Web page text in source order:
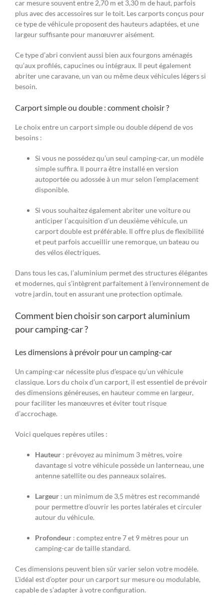
car mesure souvent entre 2,70 m et 3,30 m de haut, parfois
plus avec des accessoires sur le toit. Les carports conçus pour
ce type de véhicule proposent des hauteurs adaptées, et une
largeur suffisante pour manœuvrer aisément.
Ce type d’abri convient aussi bien aux fourgons aménagés
qu’aux profilés, capucines ou intégraux. Il peut également
abriter une caravane, un van ou même deux véhicules légers si
besoin.
Carport simple ou double : comment choisir ?
Le choix entre un carport simple ou double dépend de vos
besoins :
Si vous ne possédez qu’un seul camping-car, un modèle
simple suffira. Il pourra être installé en version
autoportée ou adossée à un mur selon l’emplacement
disponible.
Si vous souhaitez également abriter une voiture ou
anticiper l’acquisition d’un deuxième véhicule, un
carport double est préférable. Il offre plus de flexibilité
et peut parfois accueillir une remorque, un bateau ou
des vélos électriques.
Dans tous les cas, l’aluminium permet des structures élégantes
et modernes, qui s’intègrent parfaitement à l’environnement de
votre jardin, tout en assurant une protection optimale.
Comment bien choisir son carport aluminium
pour camping-car ?
Les dimensions à prévoir pour un camping-car
Un camping-car nécessite plus d’espace qu’un véhicule
classique. Lors du choix d’un carport, il est essentiel de prévoir
des dimensions généreuses, en hauteur comme en largeur,
pour faciliter les manœuvres et éviter tout risque
d’accrochage.
Voici quelques repères utiles :
Hauteur : prévoyez au minimum 3 mètres, voire
davantage si votre véhicule possède un lanterneau, une
antenne satellite ou des panneaux solaires.
Largeur : un minimum de 3,5 mètres est recommandé
pour permettre d’ouvrir les portes latérales et circuler
autour du véhicule.
Profondeur : comptez entre 7 et 9 mètres pour un
camping-car de taille standard.
Ces dimensions peuvent bien sûr varier selon votre modèle.
L’idéal est d’opter pour un carport sur mesure ou modulable,
capable de s’adapter à votre configuration.